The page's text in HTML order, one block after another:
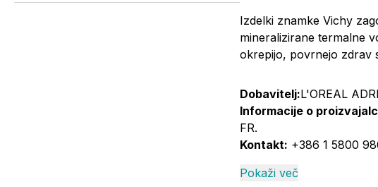
Izdelki znamke Vichy
mineralizirane termalne
okrepijo, povrnejo zdrav
Dobavitelj:L'OREAL
Informacije o
FR.
Kontakt: +386 1 5800
Pokaži več